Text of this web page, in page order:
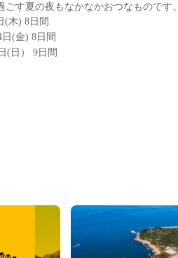
す夏の夜もなかなかおつなものです。
(木) 8日間
(金) 8日間
(日） 9日間